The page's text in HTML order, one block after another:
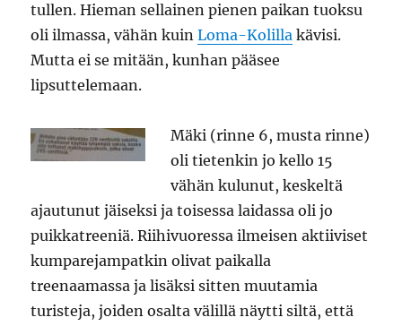
tullen. Hieman sellainen pienen paikan tuoksu
oli ilmassa, vähän kuinLoma-Kolilla kävisi.
Mutta ei se mitään, kunhan pääsee
lipsuttelemaan.
Mäki (rinne 6, musta rinne)
oli tietenkin jo kello 15
vähän kulunut, keskeltä
ajautunut jäiseksi ja toisessa laidassa oli jo
puikkatreeniä. Riihivuoressa ilmeisen aktiiviset
kumparejampatkin olivat paikalla
treenaamassa ja lisäksi sitten muutamia
turisteja, joiden osalta välillä näytti siltä, että